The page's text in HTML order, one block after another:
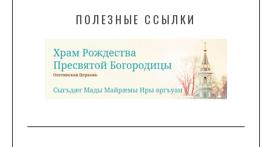
ПОЛЕЗНЫЕ ССЫЛКИ